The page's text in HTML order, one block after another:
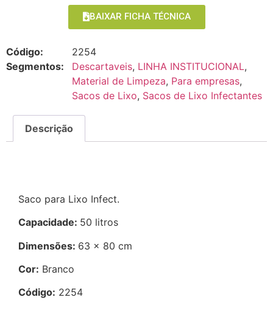
BAIXAR FICHA TÉCNICA
Código:
2254
Segmentos:
Descartaveis, LINHA INSTITUCIONAL,
Material de Limpeza, Para empresas,
Sacos de Lixo, Sacos de Lixo Infectantes
Descrição
Saco para Lixo Infect.
Capacidade: 50 litros
Dimensões: 63 x 80 cm
Cor: Branco
Código: 2254